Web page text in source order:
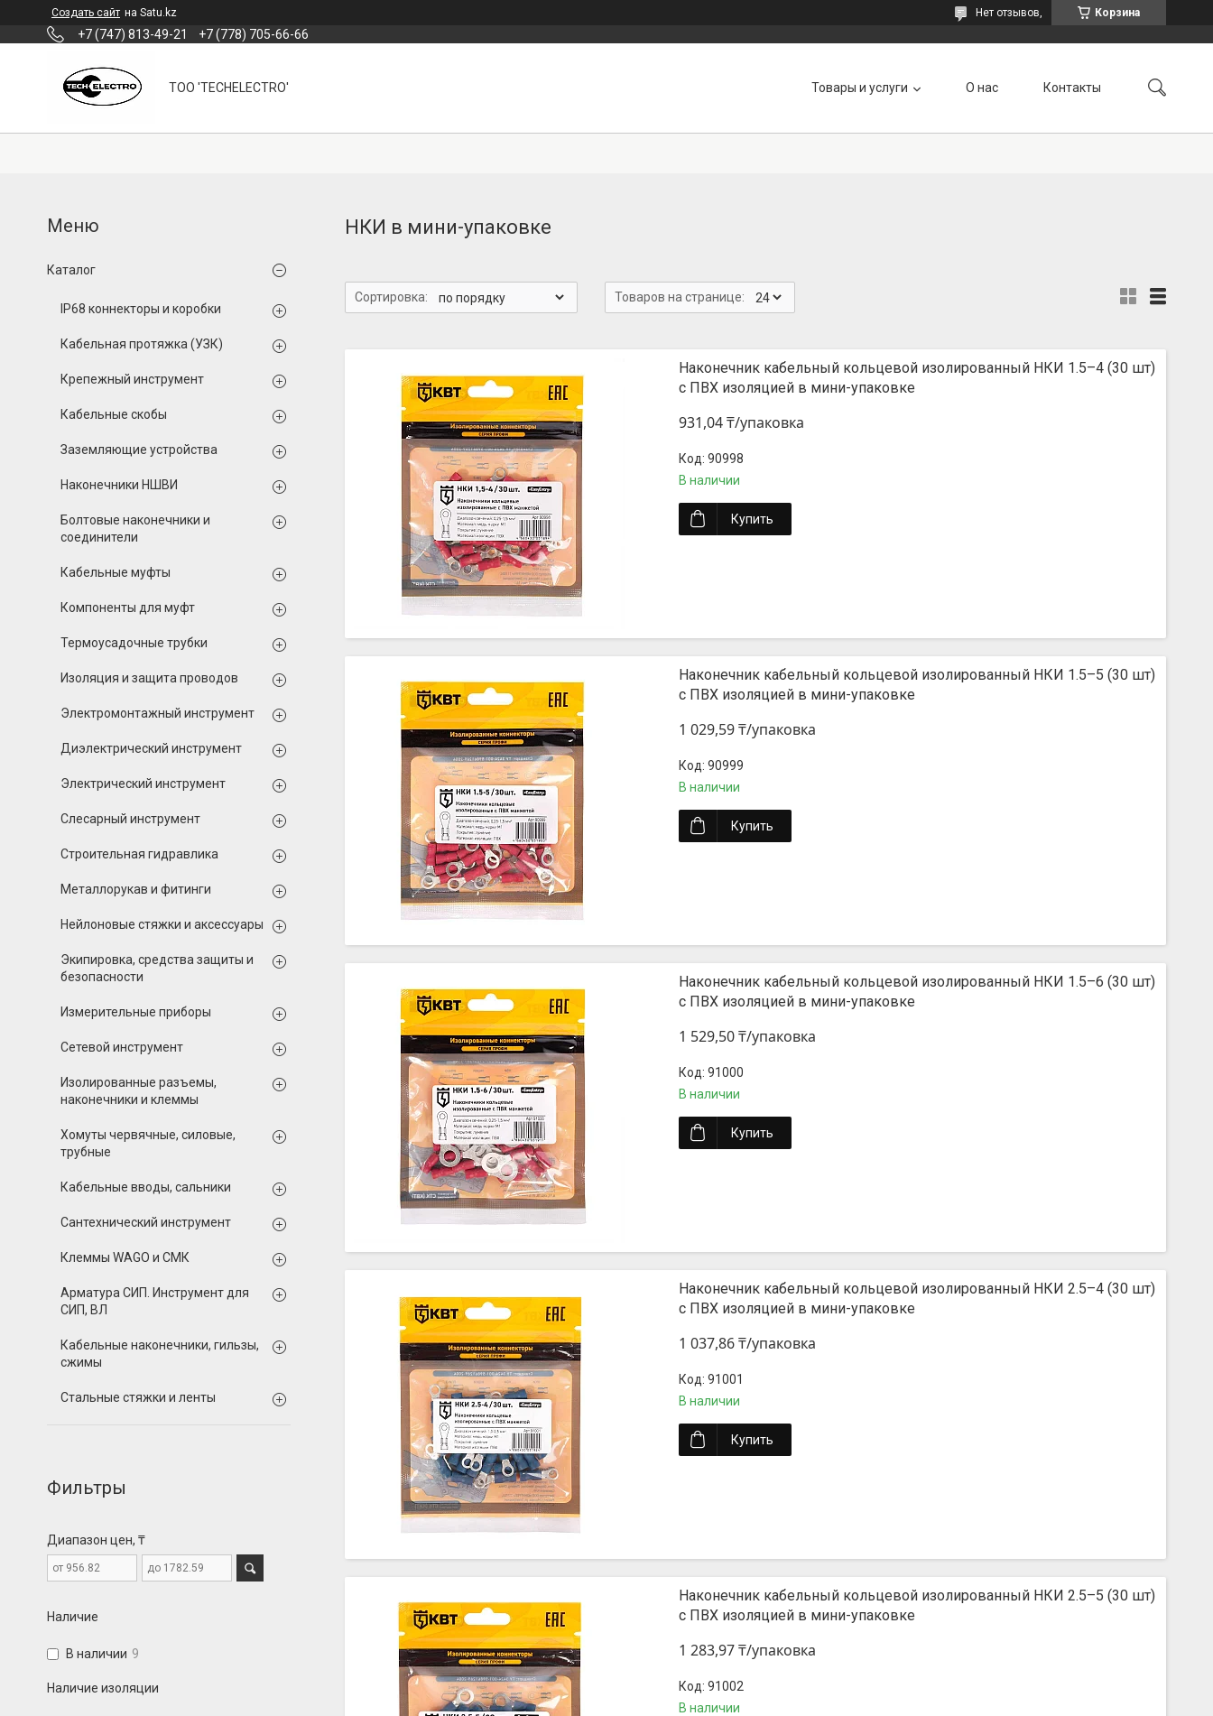
Создать сайт на Satu.kz Корзина
Нет отзывов,
+7 (747) 813-49-21 +7 (778) 705-66-66
ТОО 'TECHELECTRO' Товары и услуги О нас Контакты
НКИ в мини-упаковке
Наконечник кабельный кольцевой изолированный НКИ 1.5–4 (30 шт)
с ПВХ изоляцией в мини-упаковке
931,04 ₸/упаковка
90998
В наличии
Купить
Наконечник кабельный кольцевой изолированный НКИ 1.5–5 (30 шт)
с ПВХ изоляцией в мини-упаковке
1 029,59 ₸/упаковка
90999
В наличии
Купить
Наконечник кабельный кольцевой изолированный НКИ 1.5–6 (30 шт)
с ПВХ изоляцией в мини-упаковке
1 529,50 ₸/упаковка
91000
В наличии
Купить
Наконечник кабельный кольцевой изолированный НКИ 2.5–4 (30 шт)
с ПВХ изоляцией в мини-упаковке
1 037,86 ₸/упаковка
91001
В наличии
Купить
Наконечник кабельный кольцевой изолированный НКИ 2.5–5 (30 шт)
с ПВХ изоляцией в мини-упаковке
1 283,97 ₸/упаковка
91002
В наличии
Каталог
IP68 коннекторы и коробки
Кабельная протяжка (УЗК)
Крепежный инструмент
Кабельные скобы
Заземляющие устройства
Наконечники НШВИ
Болтовые наконечники и
соединители
Кабельные муфты
Компоненты для муфт
Термоусадочные трубки
Изоляция и защита проводов
Электромонтажный инструмент
Диэлектрический инструмент
Электрический инструмент
Слесарный инструмент
Строительная гидравлика
Металлорукав и фитинги
Нейлоновые стяжки и аксессуары
Экипировка, средства защиты и
безопасности
Измерительные приборы
Сетевой инструмент
Изолированные разъемы,
наконечники и клеммы
Хомуты червячные, силовые,
трубные
Кабельные вводы, сальники
Сантехнический инструмент
Клеммы WAGO и СМК
Арматура СИП. Инструмент для
СИП, ВЛ
Кабельные наконечники, гильзы,
сжимы
Стальные стяжки и ленты
Фильтры
Диапазон цен, ₸
Наличие
В наличии 9
Наличие изоляции